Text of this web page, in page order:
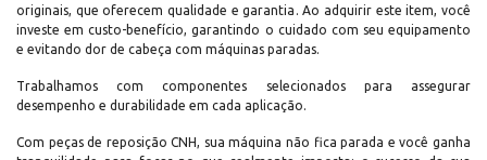
originais, que oferecem qualidade e garantia. Ao adquirir este item, você
investe em custo-benefício, garantindo o cuidado com seu equipamento
e evitando dor de cabeça com máquinas paradas.
Trabalhamos com componentes selecionados para assegurar
desempenho e durabilidade em cada aplicação.
Com peças de reposição CNH, sua máquina não fica parada e você ganha